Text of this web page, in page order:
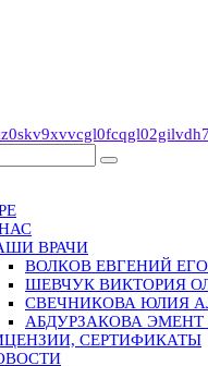
ВРАЧИ
ВОЛКОВ ЕВГЕНИЙ
ШЕВЧУК ВИКТОРИЯ
СВЕЧНИКОВА ЮЛИЯ
АБДУРЗАКОВА
СЕРТИФИКАТЫ